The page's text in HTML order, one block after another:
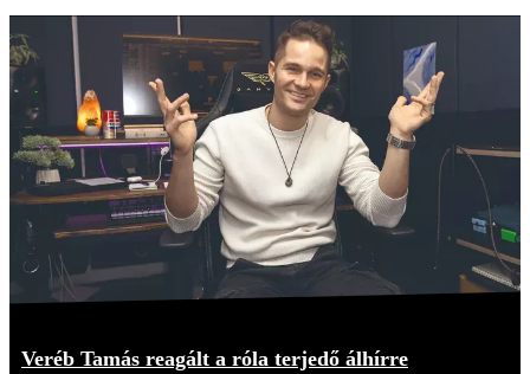
Veréb Tamás reagált a róla terjedő álhírre